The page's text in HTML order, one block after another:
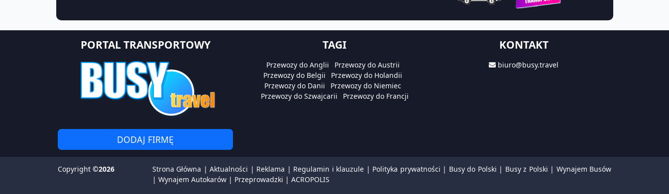
PORTAL TRANSPORTOWY
DODAJ FIRMĘ
TAGI
Przewozy do Anglii
Przewozy do Austrii
Przewozy do Belgii
Przewozy do Holandii
Przewozy do Danii
Przewozy do Niemiec
Przewozy do Szwajcarii
Przewozy do Francji
KONTAKT
biuro@busy.travel
Copyright ©2026 Strona Główna |Aktualności | Reklama | Regulamin i klauzule | Polityka prywatności | Busy do Polski | Busy z Polski | Wynajem Busów
| Wynajem Autokarów | Przeprowadzki | ACROPOLIS